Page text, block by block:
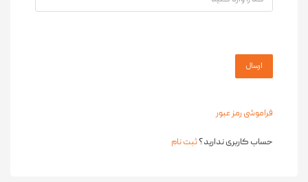
فراموشی رمز عبور
حساب کاربری ندارید؟ثبت نام